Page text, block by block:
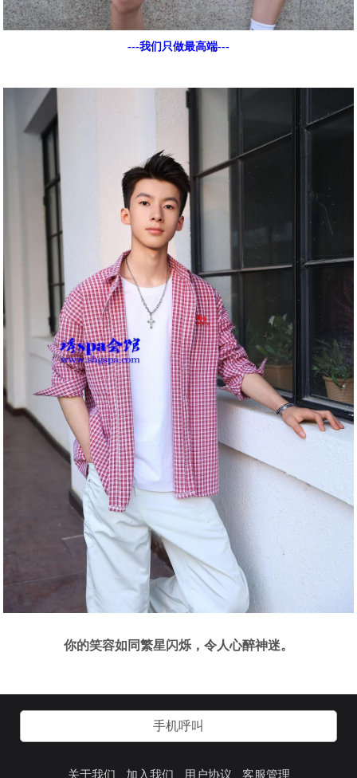
---我们只做最高端---
你的笑容如同繁星闪烁，令人心醉神迷。
手机呼叫
关于我们 加入我们 用户协议 客服管理